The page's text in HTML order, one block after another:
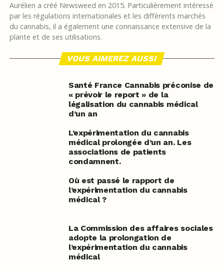
Aurélien a créé Newsweed en 2015. Particulièrement intéressé
par les régulations internationales et les différents marchés
du cannabis, il a également une connaissance extensive de la
plante et de ses utilisations.
VOUS AIMEREZ AUSSI
Santé France Cannabis préconise de
« prévoir le report » de la
légalisation du cannabis médical
d’un an
L’expérimentation du cannabis
médical prolongée d’un an. Les
associations de patients
condamnent.
Où est passé le rapport de
l’expérimentation du cannabis
médical ?
La Commission des affaires sociales
adopte la prolongation de
l’expérimentation du cannabis
médical